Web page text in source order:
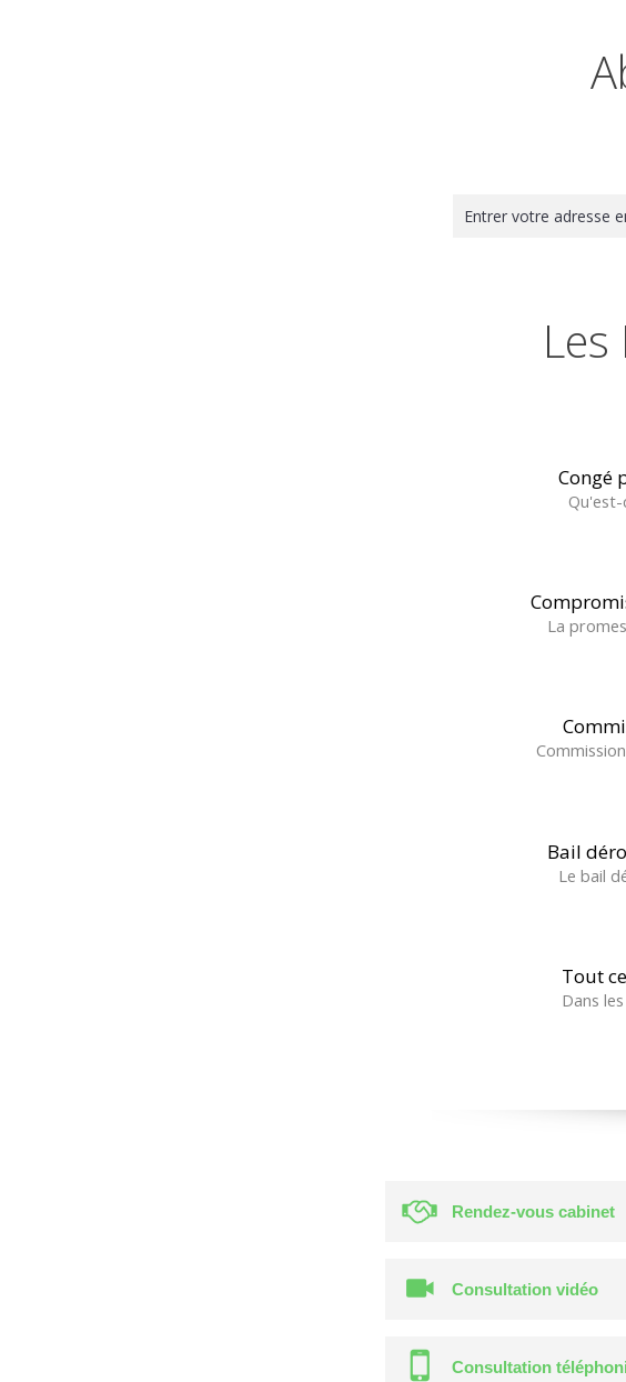
Congé
Qu'est-
La
Bail
Le bail
Tout
Dans
Rendez-vous cabinet
Consultation vidéo
Consultation